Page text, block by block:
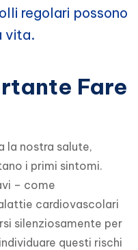
regolari possono
vita.
Fare
la nostra salute,
i primi sintomi.
– come
cardiovascolari
silenziosamente per
questi rischi